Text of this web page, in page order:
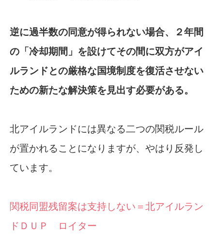
逆に過半数の同意が得られない場合、２年間
の「冷却期間」を設けてその間に双方がアイ
ルランドとの厳格な国境制度を復活させない
ための新たな解決策を見出す必要がある。
北アイルランドには異なる二つの関税ルール
が置かれることになりますが、やはり反発し
ています。
関税同盟残留案は支持しない＝北アイルラン
ドＤＵＰ ロイター